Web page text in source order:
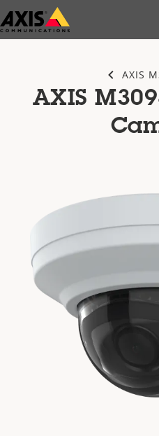
Przejdź
do
AXIS
AXIS